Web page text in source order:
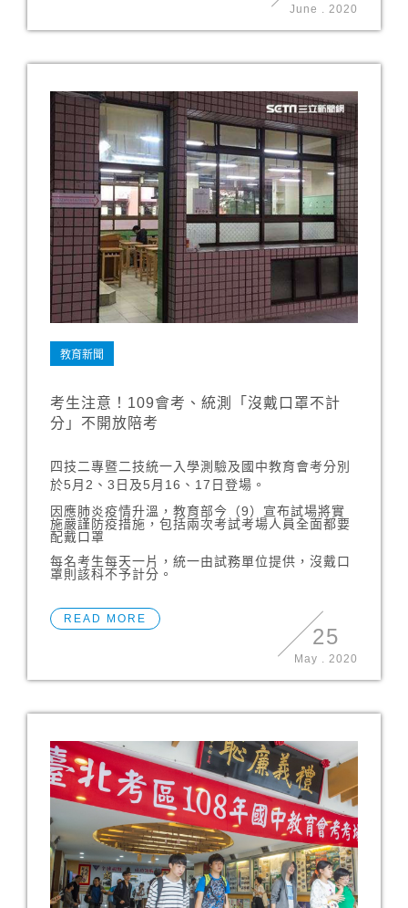
June 2020
教育新聞
考生注意！109會考、統測「沒戴口罩不計
分」不開放陪考
四技二專暨二技統一入學測驗及國中教育會考分別
於5月2、3日及5月16、17日登場。
因應肺炎疫情升溫，教育部今（9）宣布試場將實
施嚴謹防疫措施，包括兩次考試考場人員全面都要
配戴口罩
每名考生每天一片，統一由試務單位提供，沒戴口
罩則該科不予計分。
READ MORE
25
May . 2020